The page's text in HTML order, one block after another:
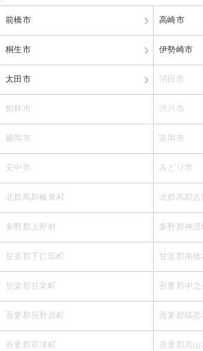
前橋市 高崎市
桐生市 伊勢崎市
太田市 沼田市
館林市 渋川市
藤岡市 富岡市
安中市 みどり市
北群馬郡榛東村 北群馬郡吉
多野郡上野村 多野郡神流
甘楽郡下仁田町 甘楽郡南牧
甘楽郡甘楽町 吾妻郡中之
吾妻郡長野原町 吾妻郡嬬恋
吾妻郡草津町 吾妻郡高山